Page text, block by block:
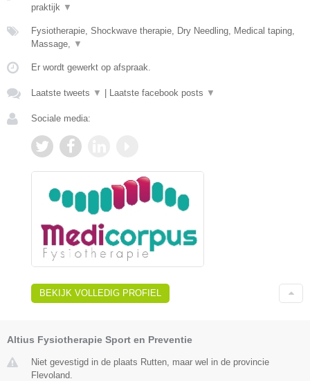
praktijk ▼
Fysiotherapie, Shockwave therapie, Dry Needling, Medical taping,
Massage, ▼
Er wordt gewerkt op afspraak.
Laatste tweets ▼ Laatste facebook posts ▼
Sociale media:
BEKIJK VOLLEDIG PROFIEL
Altius Fysiotherapie Sport en Preventie
Niet gevestigd in de plaats Rutten, maar wel in de provincie
Flevoland.